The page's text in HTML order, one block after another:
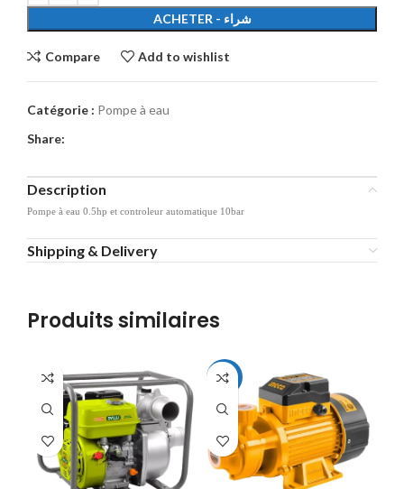
ACHETER - شراء
Compare Add to wishlist
Catégorie : Pompe à eau
Share:
Description
Pompe à eau 0.5hp et controleur automatique 10bar
Shipping & Delivery
Produits similaires
-14%